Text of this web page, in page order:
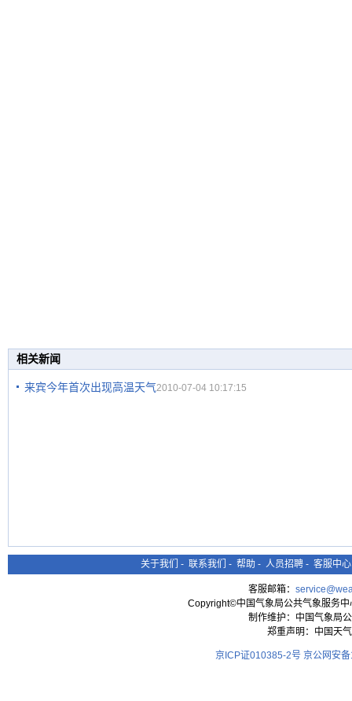
相关新闻
来宾今年首次出现高温天气2010-07-04 10:17:15
关于我们 - 联系我们 - 帮助 - 人员招聘 - 客服中心
客服邮箱：
Copyright©中国气象局公共气象服务
制作维护：中国气象局
郑重声明：中国天
京ICP证010385-2号 京公网安